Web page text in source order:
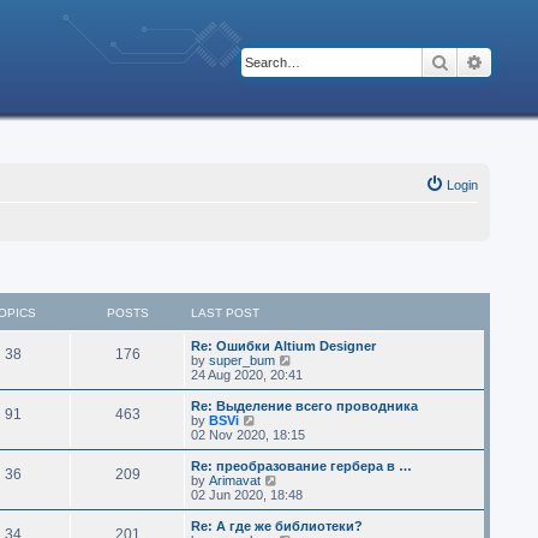
Search
Login
POSTS LAST POST
38 176
Re: Ошибки Altium Designer
by super_bum
i
e
w
h
a
t
e
t
24 Aug 2020, 20:41
91 463
Re: Выделение всего проводника
by BSVi
i
e
w
t
h
a
02 Nov 2020, 18:15
36 209
Re: преобразование гербера в …
by Arimavat
i
e
w
02 Jun 2020, 18:48
34 201
Re: А где же библиотеки?